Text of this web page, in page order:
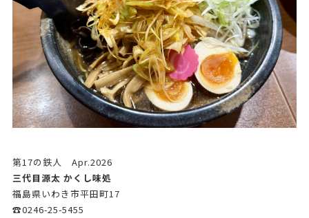
第17の鉄人 Apr.2026
三代目源太 かくし味処
福島県いわき市平田町17
☎0246-25-5455